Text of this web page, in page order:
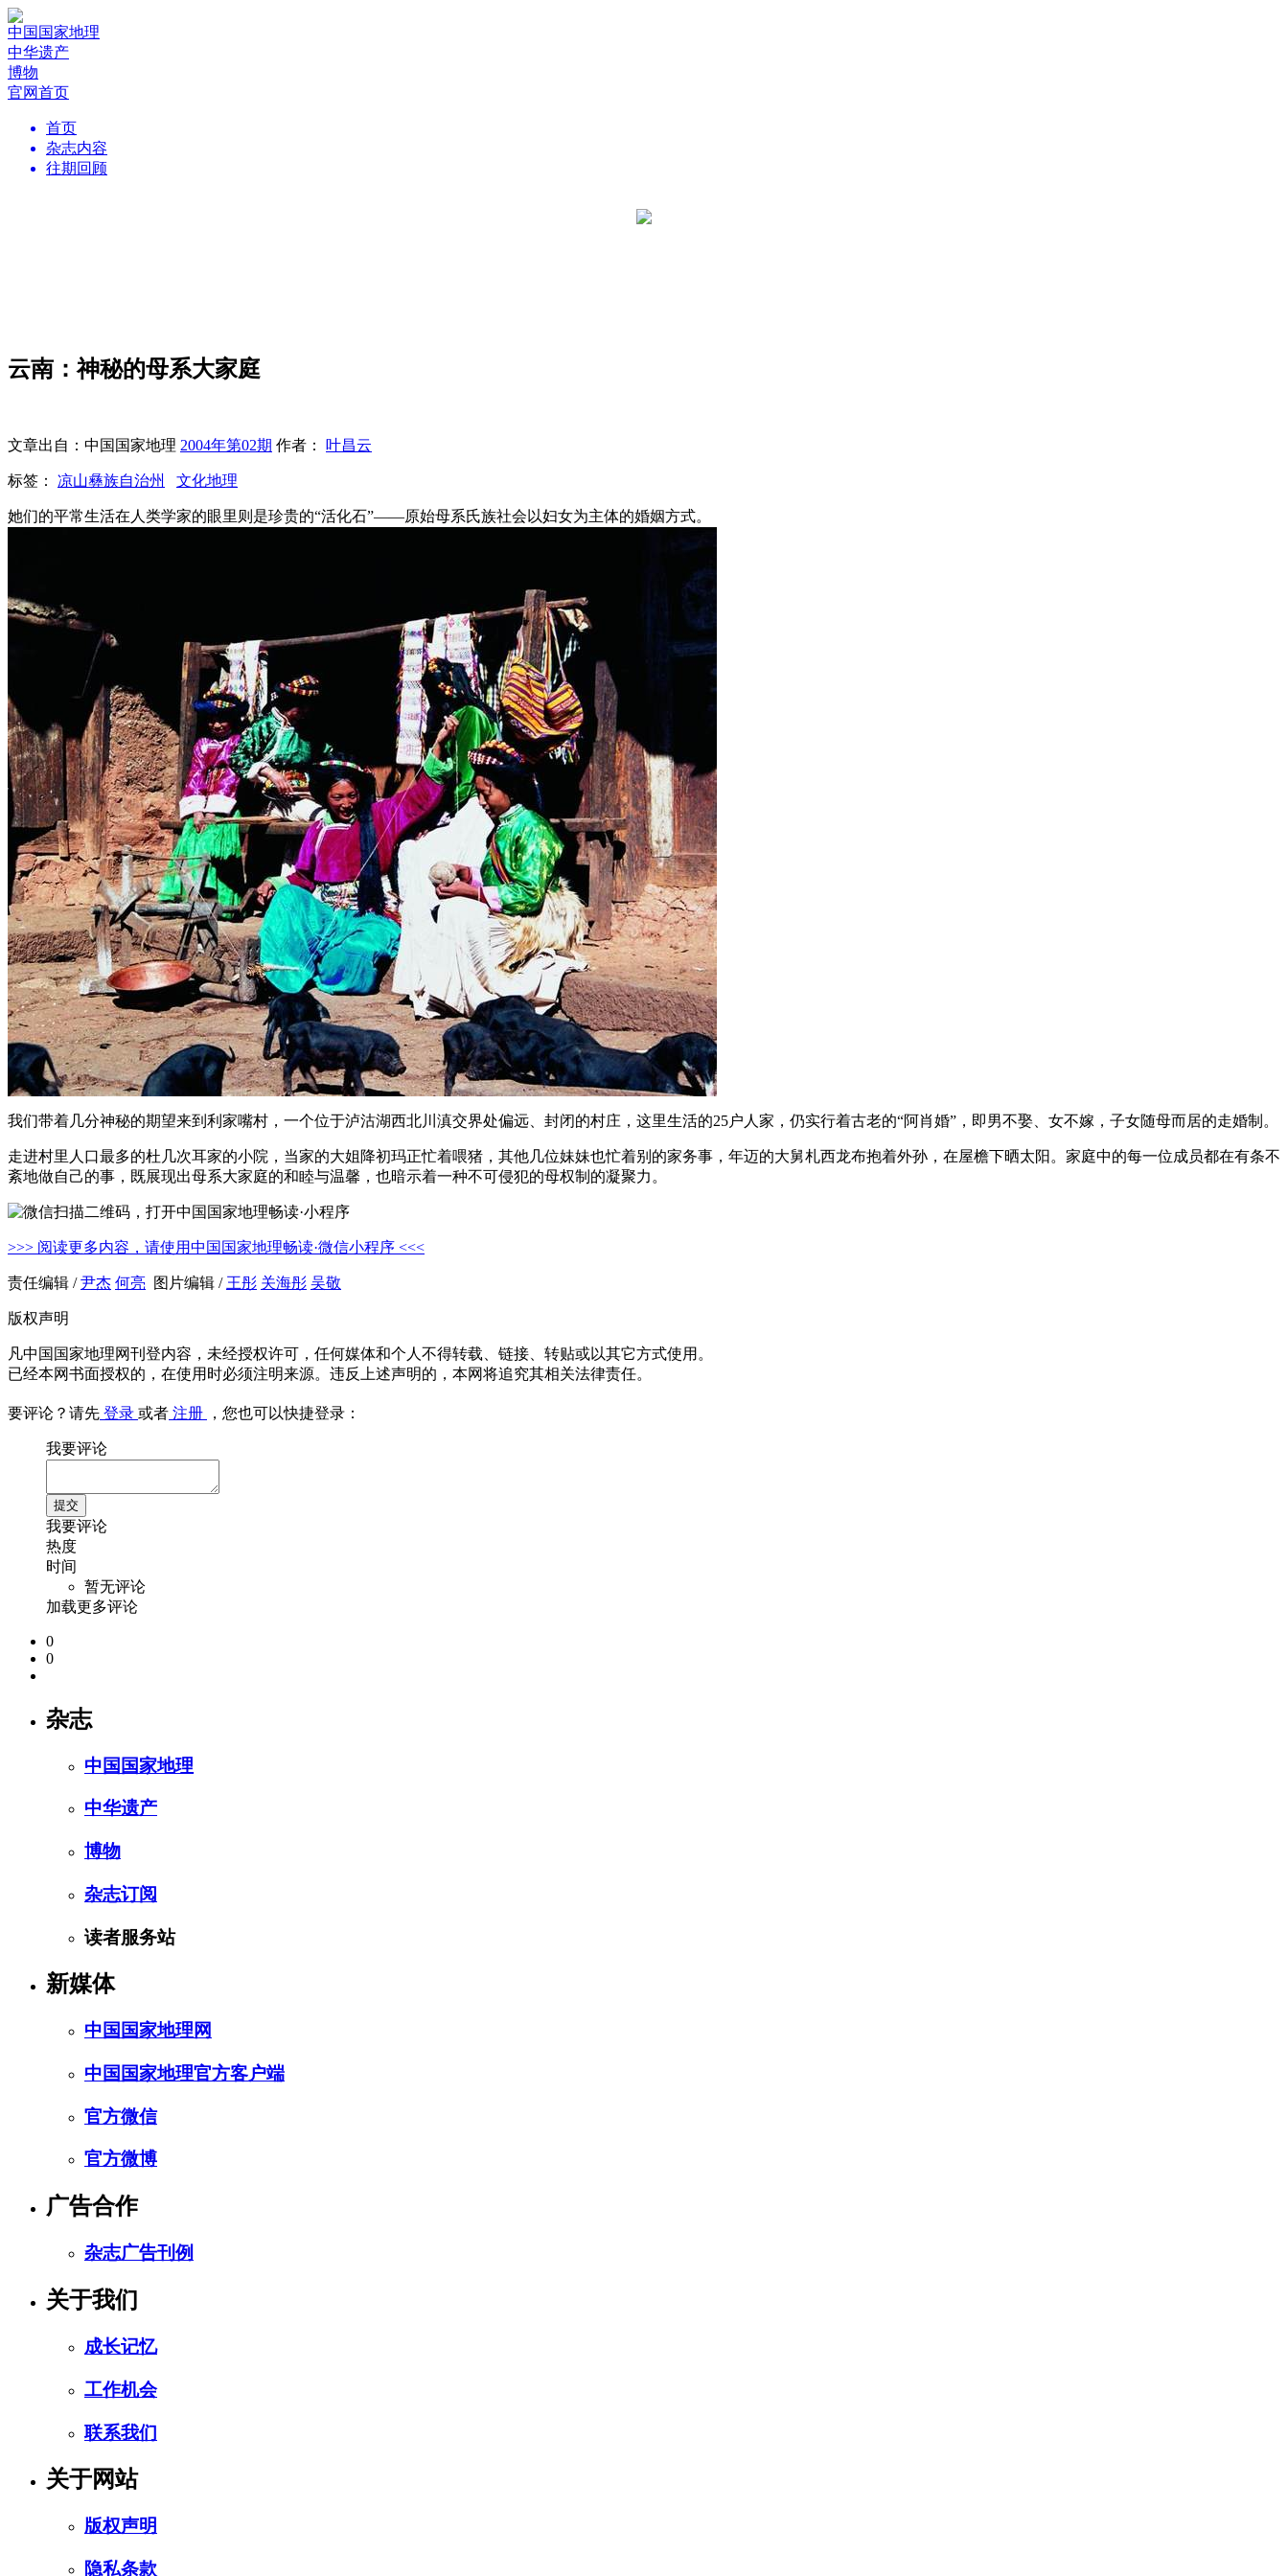
中国国家地理
中华遗产
博物
官网首页
首页
杂志内容
往期回顾
云南：神秘的母系大家庭
文章出自：中国国家地理 2004年第02期 作者： 叶昌云
标签： 凉山彝族自治州 文化地理
她们的平常生活在人类学家的眼里则是珍贵的“活化石”——原始母系氏族社会以妇女为主体的婚姻方式。
我们带着几分神秘的期望来到利家嘴村，一个位于泸沽湖西北川滇交界处偏远、封闭的村庄，这里生活的25户人家，仍实行着古老的“阿肖婚”，即男不娶、女不嫁，子女随母而居的走婚制。
走进村里人口最多的杜几次耳家的小院，当家的大姐降初玛正忙着喂猪，其他几位妹妹也忙着别的家务事，年迈的大舅札西龙布抱着外孙，在屋檐下晒太阳。家庭中的每一位成员都在有条不
紊地做自己的事，既展现出母系大家庭的和睦与温馨，也暗示着一种不可侵犯的母权制的凝聚力。
>>> 阅读更多内容，请使用中国国家地理畅读·微信小程序 <<<
责任编辑 /尹杰 何亮 图片编辑 / 王彤 关海彤 吴敬
版权声明
凡中国国家地理网刊登内容，未经授权许可，任何媒体和个人不得转载、链接、转贴或以其它方式使用。
已经本网书面授权的，在使用时必须注明来源。违反上述声明的，本网将追究其相关法律责任。
要评论？请先 登录 或者 注册 ，您也可以快捷登录：
我要评论
我要评论
热度
时间
暂无评论
加载更多评论
0
0
杂志
中国国家地理
中华遗产
博物
杂志订阅
读者服务站
新媒体
中国国家地理网
中国国家地理官方客户端
官方微信
官方微博
广告合作
杂志广告刊例
关于我们
成长记忆
工作机会
联系我们
关于网站
版权声明
隐私条款